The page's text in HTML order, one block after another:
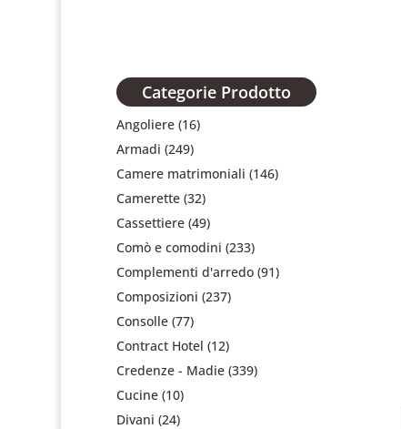
Categorie Prodotto
Angoliere (16)
Armadi (249)
Camere matrimoniali (146)
Camerette (32)
Cassettiere (49)
Comò e comodini (233)
Complementi d'arredo (91)
Composizioni (237)
Consolle (77)
Contract Hotel (12)
Credenze - Madie (339)
Cucine (10)
Divani (24)